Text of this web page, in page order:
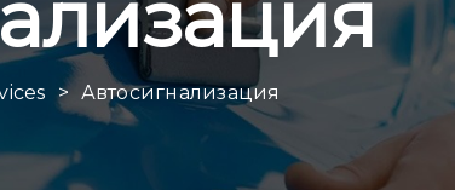
> Автосигнализация